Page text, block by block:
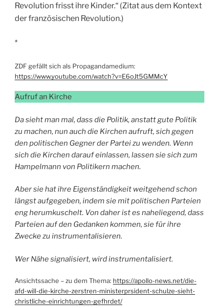
Revolution frisst ihre Kinder.“ (Zitat aus dem Kontext
der französischen Revolution.)
*
ZDF gefällt sich als Propagandamedium:
https://www.youtube.com/watch?v=E6oJt5GMMcY
Aufruf an Kirche
Da sieht man mal, dass die Politik, anstatt gute Politik
zu machen, nun auch die Kirchen aufruft, sich gegen
den politischen Gegner der Partei zu wenden. Wenn
sich die Kirchen darauf einlassen, lassen sie sich zum
Hampelmann von Politikern machen.
Aber sie hat ihre Eigenständigkeit weitgehend schon
längst aufgegeben, indem sie mit politischen Parteien
eng herumkuschelt. Von daher ist es naheliegend, dass
Parteien auf den Gedanken kommen, sie für ihre
Zwecke zu instrumentalisieren.
Wer Nähe signalisiert, wird instrumentalisiert.
Ansichtssache – zu dem Thema: https://apollo-news.net/die-
afd-will-die-kirche-zerstren-ministerprsident-schulze-sieht-
christliche-einrichtungen-gefhrdet/